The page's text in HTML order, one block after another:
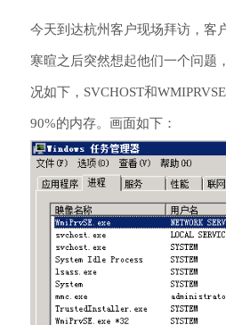
今天到达杭州客户现场拜访，客
寒暄之后突然想起他们一个问题
况如下，SVCHOST和
90%的内存。画面如下：